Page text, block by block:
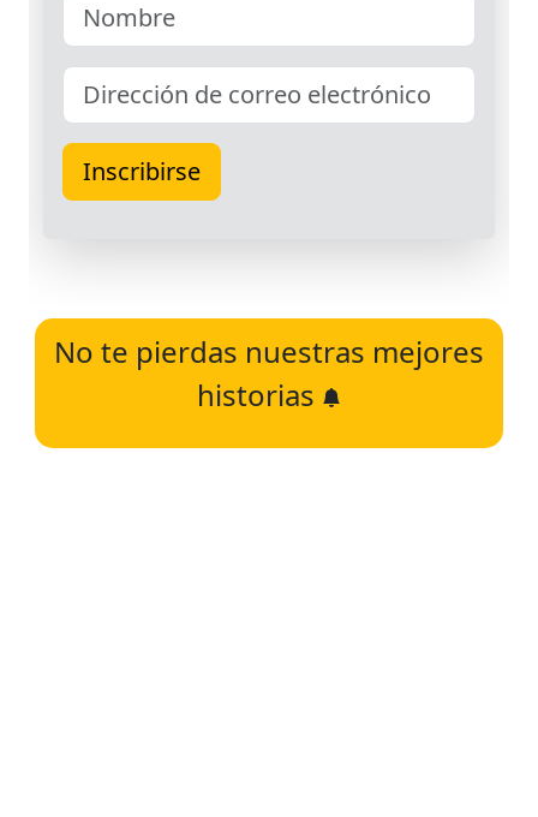
No te pierdas nuestras mejores
historias